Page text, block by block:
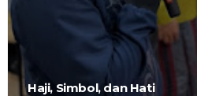
Haji, Simbol, dan Hati